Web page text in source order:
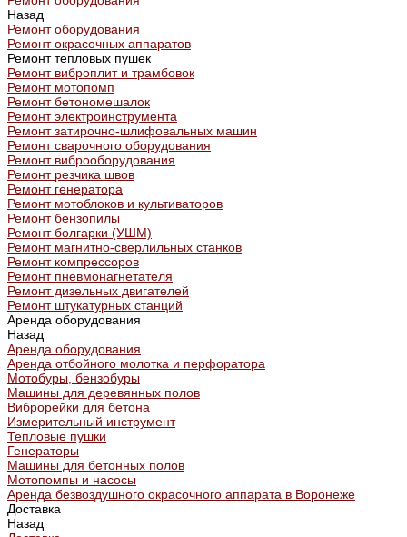
Назад
Ремонт оборудования
Ремонт окрасочных аппаратов
Ремонт тепловых пушек
Ремонт виброплит и трамбовок
Ремонт мотопомп
Ремонт бетономешалок
Ремонт электроинструмента
Ремонт затирочно-шлифовальных машин
Ремонт сварочного оборудования
Ремонт виброоборудования
Ремонт резчика швов
Ремонт генератора
Ремонт мотоблоков и культиваторов
Ремонт бензопилы
Ремонт болгарки (УШМ)
Ремонт магнитно-сверлильных станков
Ремонт компрессоров
Ремонт пневмонагнетателя
Ремонт дизельных двигателей
Ремонт штукатурных станций
Аренда оборудования
Назад
Аренда оборудования
Аренда отбойного молотка и перфоратора
Мотобуры, бензобуры
Машины для деревянных полов
Виброрейки для бетона
Измерительный инструмент
Тепловые пушки
Генераторы
Машины для бетонных полов
Мотопомпы и насосы
Аренда безвоздушного окрасочного аппарата в Воронеже
Доставка
Назад